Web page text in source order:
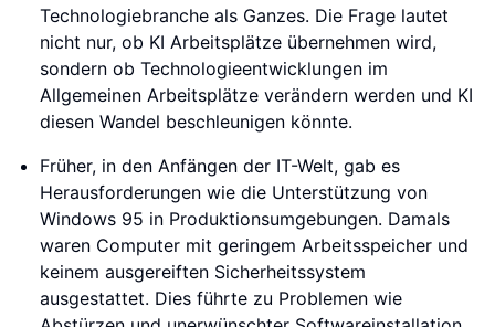
Technologiebranche als Ganzes. Die Frage lautet
nicht nur, ob KI Arbeitsplätze übernehmen wird,
sondern ob Technologieentwicklungen im
Allgemeinen Arbeitsplätze verändern werden und KI
diesen Wandel beschleunigen könnte.
Früher, in den Anfängen der IT-Welt, gab es
Herausforderungen wie die Unterstützung von
Windows 95 in Produktionsumgebungen. Damals
waren Computer mit geringem Arbeitsspeicher und
keinem ausgereiften Sicherheitssystem
ausgestattet. Dies führte zu Problemen wie